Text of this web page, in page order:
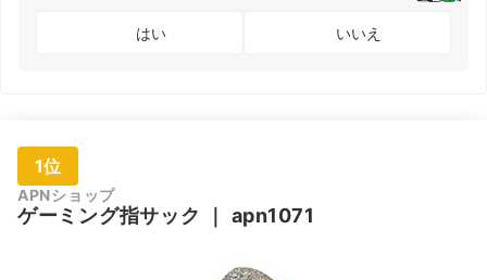
はい いいえ
1位
APNショップ
ゲーミング指サック apn1071